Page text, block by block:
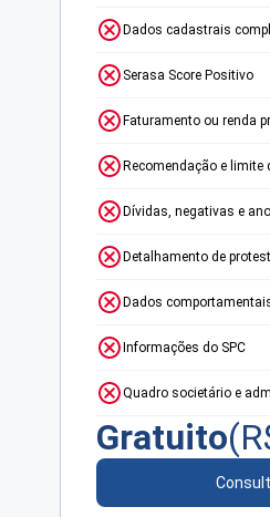
Dados cadastrais
Serasa Score Positivo
Faturamento ou renda
Recomendação e limite
Dívidas, negativas e
Detalhamento de
Dados
Informações do SPC
Quadro societário e
Gratuito